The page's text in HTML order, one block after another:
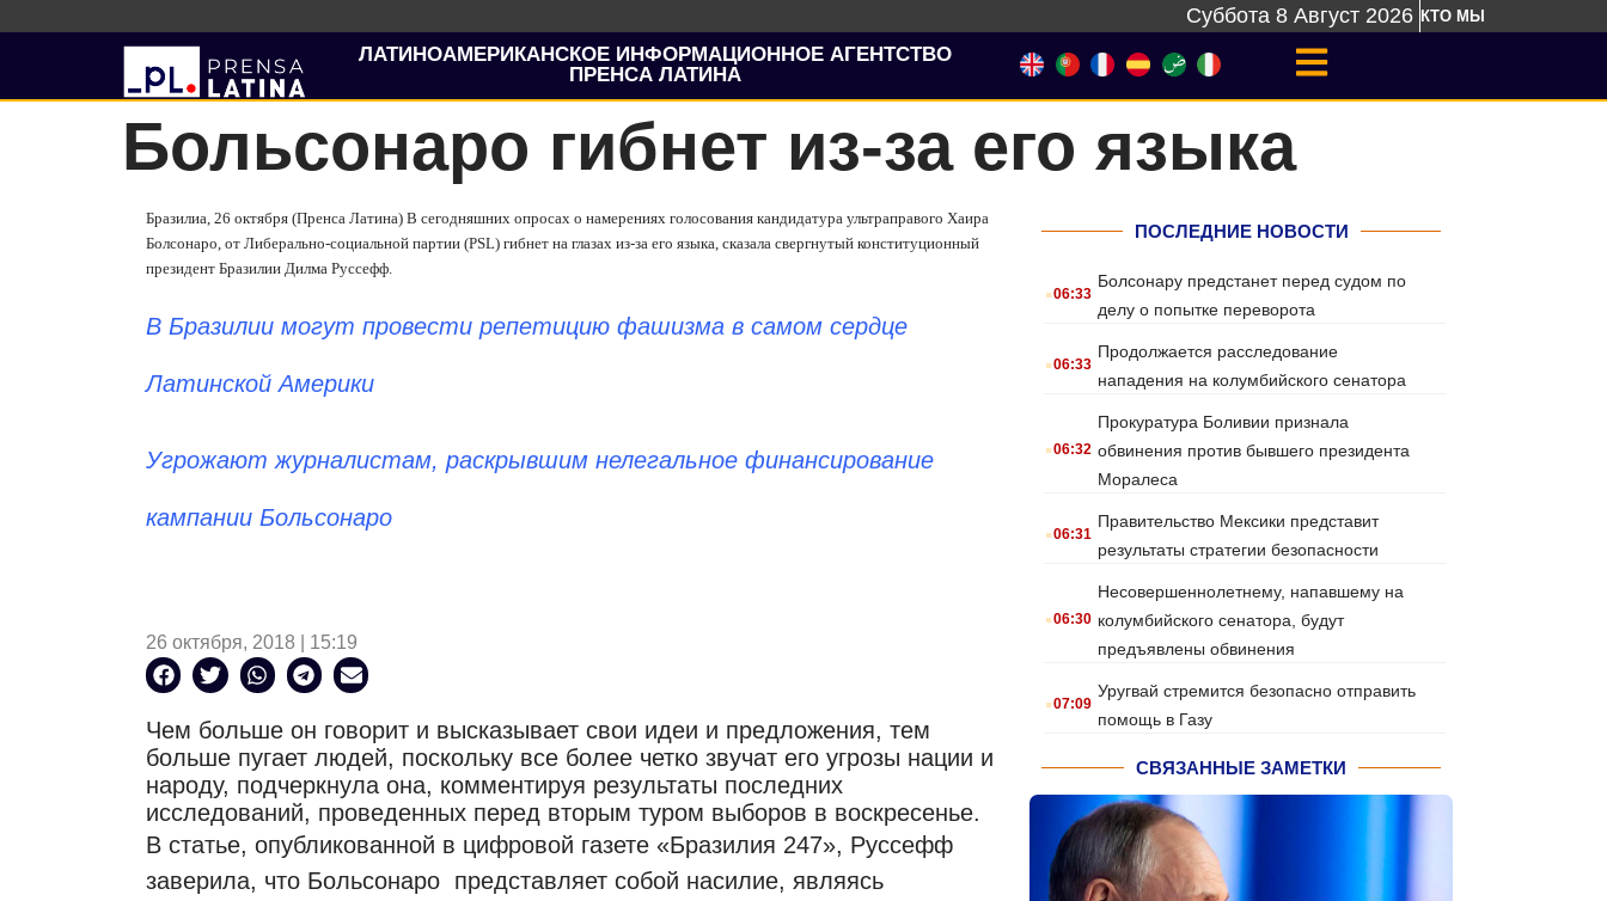
Суббота 8 Август 2026 КТО МЫ
ЛАТИНОАМЕРИКАНСКОЕ ИНФОРМАЦИОННОЕ АГЕНТСТВО
ПРЕНСА ЛАТИНА
Больсонаро гибнет из-за его языка
Бразилиа, 26 октября (Пренса Латина) В сегодняшних опросах о намерениях голосования кандидатура ультраправого Хаира
Болсонаро, от Либерально-социальной партии (PSL) гибнет на глазах из-за его языка, сказала свергнутый конституционный
президент Бразилии Дилма Руссефф.
В Бразилии могут провести репетицию фашизма в самом сердце
Латинской Америки
Угрожают журналистам, раскрывшим нелегальное финансирование
кампании Больсонаро
26 октября, 2018 | 15:19
Чем больше он говорит и высказывает свои идеи и предложения, тем
больше пугает людей, поскольку все более четко звучат его угрозы нации и
народу, подчеркнула она, комментируя результаты последних
исследований, проведенных перед вторым туром выборов в воскресенье.
В статье, опубликованной в цифровой газете «Бразилия 247», Руссефф
заверила, что Больсонаро представляет собой насилие, являясь
ПОСЛЕДНИЕ НОВОСТИ
.06:33
Болсонару предстанет перед судом по
делу о попытке переворота
.06:33
Продолжается расследование
нападения на колумбийского сенатора
.06:32
Прокуратура Боливии признала
обвинения против бывшего президента
Моралеса
.06:31
Правительство Мексики представит
результаты стратегии безопасности
.06:30
Несовершеннолетнему, напавшему на
колумбийского сенатора, будут
предъявлены обвинения
.07:09
Уругвай стремится безопасно отправить
помощь в Газу
СВЯЗАННЫЕ ЗАМЕТКИ